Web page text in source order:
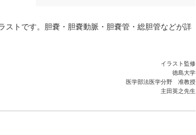
ストです。胆嚢・胆嚢動脈・胆嚢管・総胆管などが詳
イラスト監修
徳島大学
医学部法医学分野 准教授
主田英之先生